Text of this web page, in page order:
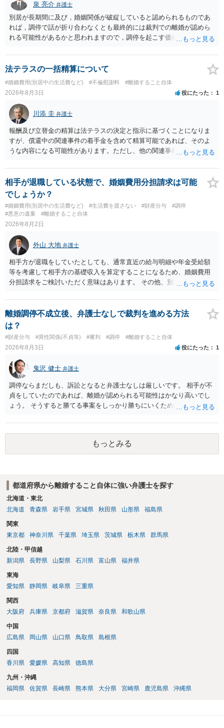
泉 亮介 弁護士
別居が長期間に及び，婚姻関係が破綻していると認められるものであ
れば，調停で話が折り合わなくとも最終的には裁判での離婚が認めら
れる可能性があるかと思われますので，調停を起こす価値はあるよう
は調停が成立するということはないため，相手が合意するメリットを
だしてでも調停で終わらせるよう努めるのか，裁判離婚を見据えて調
停での離婚に固執しないかいずれかの対応は必要となるかと思われま
す。 お一人で対応するのは難しい側面もありますので弁護士を立てる
ことを検討されると良いかと思われます。
法テラスの一括精算について
#婚姻費用(別居中の生活費など) #不倫慰謝料 #離婚すること自体
2026年8月3日 役にたった 1
川添 圭 弁護士
報酬及び立替金の精算は法テラスの決定と指示に基づくことになりま
すが、償還中の関連事件の着手金を含めて精算可能であれば、そのよ
うな内容になる可能性があります。ただし、他の関連事件でも相手方
情によって対応が違いますので、法テラスへお尋ねいただいた方が確
実です。
相手が退職している状態で、婚姻費用分担請求は可能
でしょうか？
#婚姻費用(別居中の生活費など) #生活費を渡さない #財産分与
#調停
#悪意の遺棄
#離婚すること自体
2026年8月2日
外山 大地 弁護士
相手方が退職をしていたとしても、通常直近の給与明細や年金受給額
等を考慮して相手方の基礎収入を算定することになるため、婚姻費用
分担請求をご検討いただく意味はあります。 その他、別居の経緯、質
て、ご検討いただくのが良いかと思います。
離婚調停不成立後、弁護士なしで裁判を進める方法
は？
#財産分与 #異性関係(不貞等) #審判 #調停 #離婚すること自体
2026年8月3日 役にたった 1
鬼沢 健士 弁護士
調停ならまだしも、訴訟となると弁護士なしは厳しいです。 相手が不
貞をしていたのであれば、離婚が認められる可能性はかなり高いでし
ょう。 そうすると勝てる事案をしっかり勝ちにいくためにも弁護士委
もっとみる
都道府県から離婚すること自体に強い弁護士を探す
北海道・東北
北海道
青森県 岩手県 宮城県 秋田県 山形県 福島県
関東
東京都
神奈川県 千葉県 埼玉県 茨城県 栃木県 群馬県
北陸・甲信越
新潟県
長野県 山梨県 石川県 富山県 福井県
東海
愛知県
静岡県 岐阜県 三重県
関西
大阪府
兵庫県 京都府 滋賀県 奈良県 和歌山県
中国
広島県
岡山県 山口県 鳥取県 島根県
四国
香川県
愛媛県 高知県 徳島県
九州・沖縄
福岡県
佐賀県 長崎県 熊本県 大分県 宮崎県 鹿児島県 沖縄県